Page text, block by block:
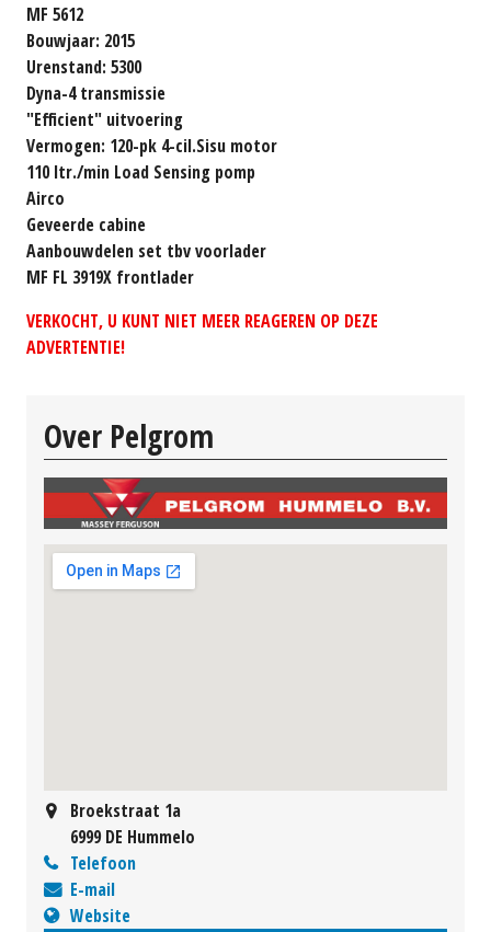
MF 5612
Bouwjaar: 2015
Urenstand: 5300
Dyna-4 transmissie
"Efficient" uitvoering
Vermogen: 120-pk 4-cil.Sisu motor
110 ltr./min Load Sensing pomp
Airco
Geveerde cabine
Aanbouwdelen set tbv voorlader
MF FL 3919X frontlader
VERKOCHT, U KUNT NIET MEER REAGEREN OP DEZE
ADVERTENTIE!
Over Pelgrom
Broekstraat 1a
6999 DE Hummelo
Telefoon
E-mail
Website